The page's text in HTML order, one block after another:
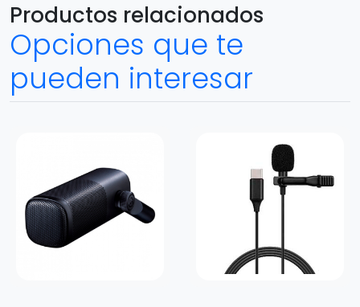
Productos relacionados
Opciones que te
pueden interesar